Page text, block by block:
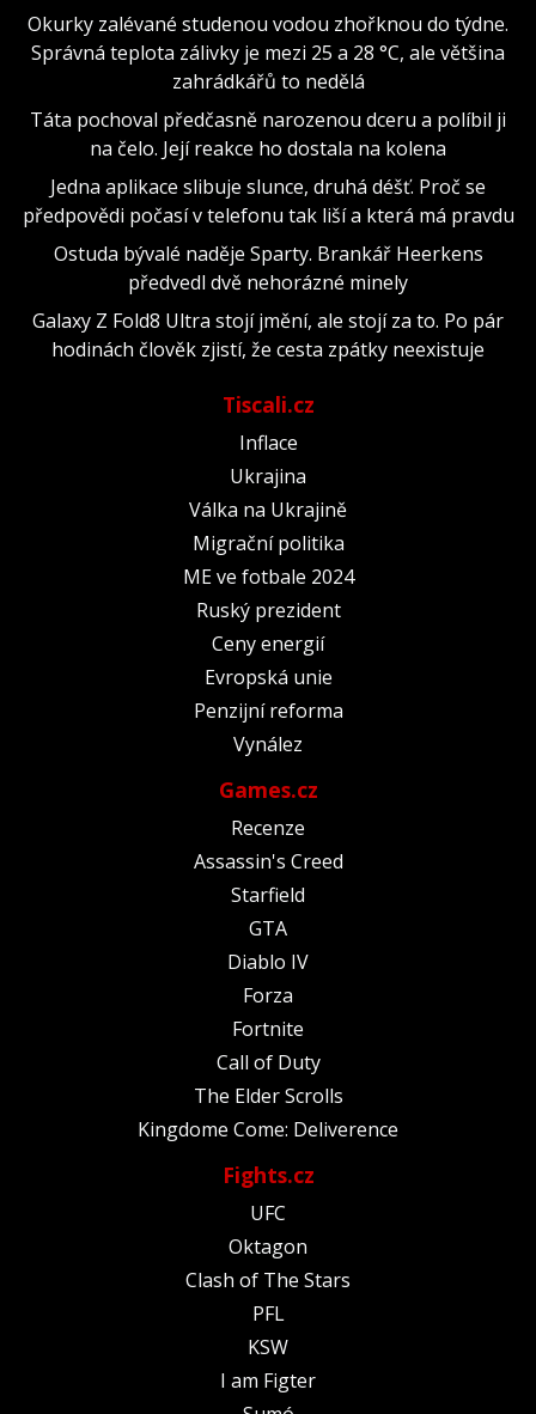
Okurky zalévané studenou vodou zhořknou do týdne.
Správná teplota zálivky je mezi 25 a 28 °C, ale většina
zahrádkářů to nedělá
Táta pochoval předčasně narozenou dceru a políbil ji
na čelo. Její reakce ho dostala na kolena
Jedna aplikace slibuje slunce, druhá déšť. Proč se
předpovědi počasí v telefonu tak liší a která má pravdu
Ostuda bývalé naděje Sparty. Brankář Heerkens
předvedl dvě nehorázné minely
Galaxy Z Fold8 Ultra stojí jmění, ale stojí za to. Po pár
hodinách člověk zjistí, že cesta zpátky neexistuje
Tiscali.cz
Inflace
Ukrajina
Válka na Ukrajině
Migrační politika
ME ve fotbale 2024
Ruský prezident
Ceny energií
Evropská unie
Penzijní reforma
Vynález
Games.cz
Recenze
Assassin's Creed
Starfield
GTA
Diablo IV
Forza
Fortnite
Call of Duty
The Elder Scrolls
Kingdome Come: Deliverence
Fights.cz
UFC
Oktagon
Clash of The Stars
PFL
KSW
I am Figter